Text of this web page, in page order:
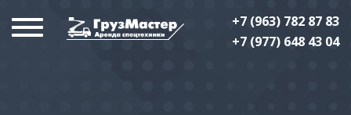
+7 (963) 782 87 83
+7 (977) 648 43 04